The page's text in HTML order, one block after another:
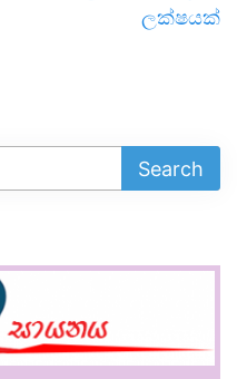
ලක්ෂයක්